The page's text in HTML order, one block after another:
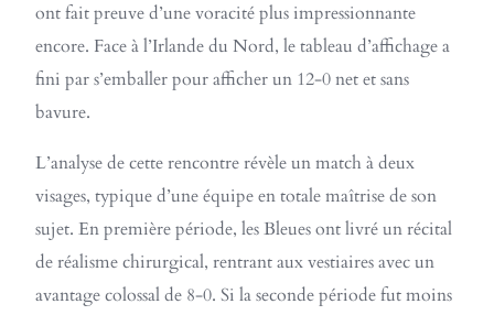
ont fait preuve d’une voracité plus impressionnante
encore. Face à l’Irlande du Nord, le tableau d’affichage a
fini par s’emballer pour afficher un 12-0 net et sans
bavure.
L’analyse de cette rencontre révèle un match à deux
visages, typique d’une équipe en totale maîtrise de son
sujet. En première période, les Bleues ont livré un récital
de réalisme chirurgical, rentrant aux vestiaires avec un
avantage colossal de 8-0. Si la seconde période fut moins